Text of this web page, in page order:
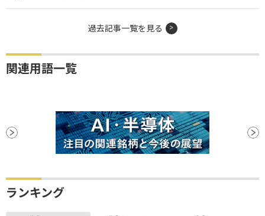
過去記事一覧を見る
関連用語一覧
ランキング